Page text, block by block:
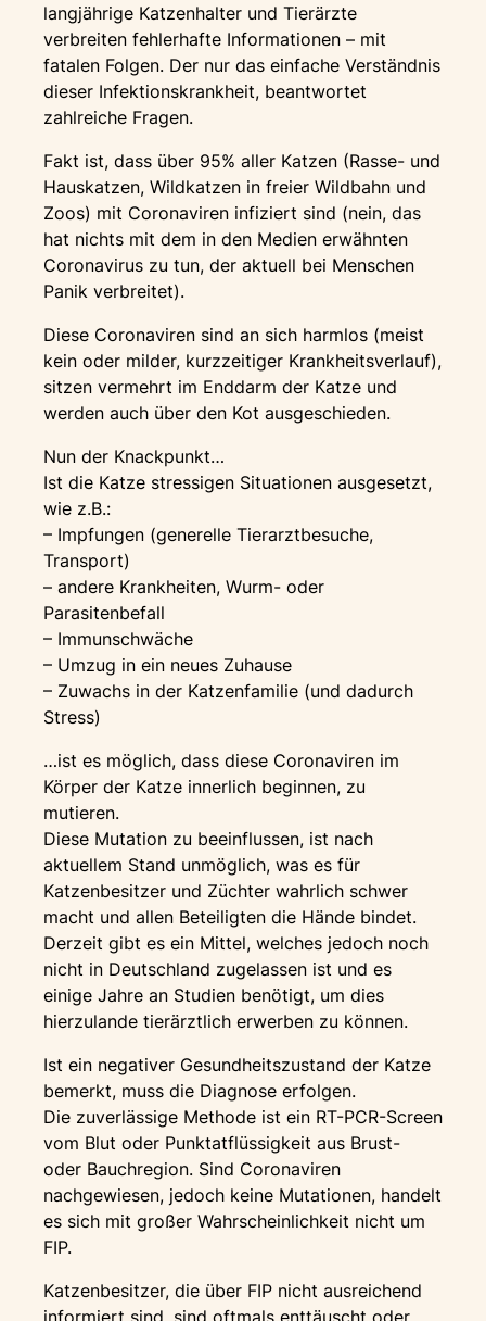
langjährige Katzenhalter und Tierärzte
verbreiten fehlerhafte Informationen – mit
fatalen Folgen. Der nur das einfache Verständnis
dieser Infektionskrankheit, beantwortet
zahlreiche Fragen.
Fakt ist, dass über 95% aller Katzen (Rasse- und
Hauskatzen, Wildkatzen in freier Wildbahn und
Zoos) mit Coronaviren infiziert sind (nein, das
hat nichts mit dem in den Medien erwähnten
Coronavirus zu tun, der aktuell bei Menschen
Panik verbreitet).
Diese Coronaviren sind an sich harmlos (meist
kein oder milder, kurzzeitiger Krankheitsverlauf),
sitzen vermehrt im Enddarm der Katze und
werden auch über den Kot ausgeschieden.
Nun der Knackpunkt…
Ist die Katze stressigen Situationen ausgesetzt,
wie z.B.:
– Impfungen (generelle Tierarztbesuche,
Transport)
– andere Krankheiten, Wurm- oder
Parasitenbefall
– Immunschwäche
– Umzug in ein neues Zuhause
– Zuwachs in der Katzenfamilie (und dadurch
Stress)
…ist es möglich, dass diese Coronaviren im
Körper der Katze innerlich beginnen, zu
mutieren.
Diese Mutation zu beeinflussen, ist nach
aktuellem Stand unmöglich, was es für
Katzenbesitzer und Züchter wahrlich schwer
macht und allen Beteiligten die Hände bindet.
Derzeit gibt es ein Mittel, welches jedoch noch
nicht in Deutschland zugelassen ist und es
einige Jahre an Studien benötigt, um dies
hierzulande tierärztlich erwerben zu können.
Ist ein negativer Gesundheitszustand der Katze
bemerkt, muss die Diagnose erfolgen.
Die zuverlässige Methode ist ein RT-PCR-Screen
vom Blut oder Punktatflüssigkeit aus Brust-
oder Bauchregion. Sind Coronaviren
nachgewiesen, jedoch keine Mutationen, handelt
es sich mit großer Wahrscheinlichkeit nicht um
FIP.
Katzenbesitzer, die über FIP nicht ausreichend
informiert sind, sind oftmals enttäuscht oder